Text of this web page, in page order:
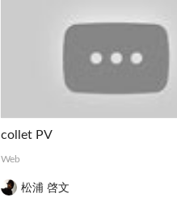
collet PV
Web
松浦 啓文